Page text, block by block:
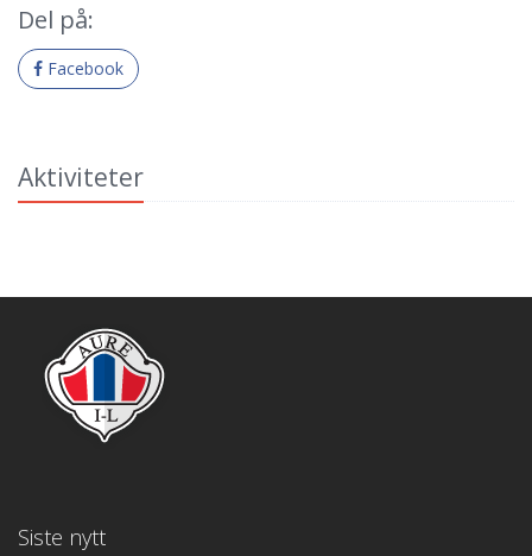
Del på:
Facebook
Aktiviteter
Siste nytt